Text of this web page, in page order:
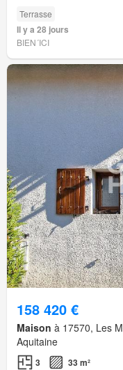
Terrasse
Il y a 28 jours
BIEN´ICI
158 420 €
Maison à 17570, Les
Aquitaine
3 33 m²